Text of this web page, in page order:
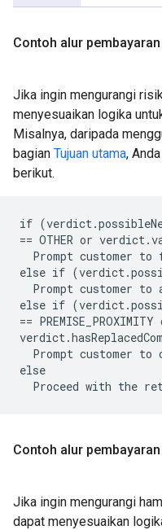
Contoh alur
Jika ingin mengurangi
menyesuaikan logika
Misalnya, daripada
bagian Tujuan utama,
berikut.
if
== OTHER or
Prompt customer to
else if
Prompt customer to
else if
==
Prompt customer to
else
Contoh alur
Jika ingin mengurangi
dapat menyesuaikan